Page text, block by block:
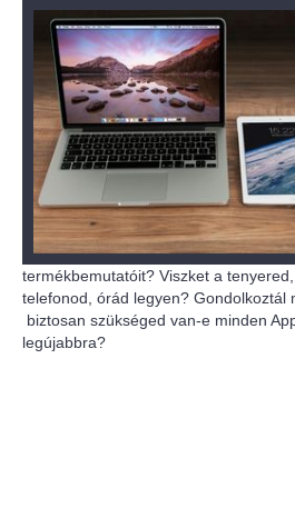
termékbemutatóit? Viszket a
telefonod, órád legyen?
biztosan szükséged van-e minden
legújabbra?